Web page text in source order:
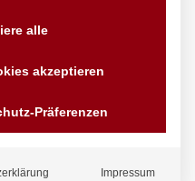
alle
akzeptieren
Präferenzen
Impressum